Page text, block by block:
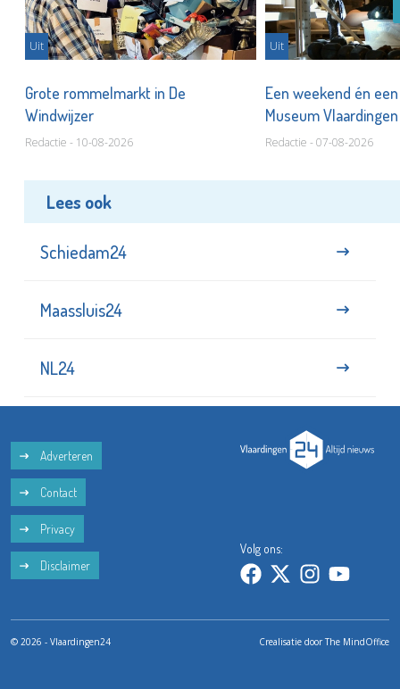
Uit
Grote rommelmarkt in De
Windwijzer
Redactie - 10-08-2026
Uit
Een weekend én
Museum
Redactie - 07-08-2026
Lees ook
Schiedam24
Maassluis24
NL24
Adverteren
Contact
Privacy
Disclaimer
Volg ons:
© 2026 - Vlaardingen24 Crealisatie doorThe MindOffice